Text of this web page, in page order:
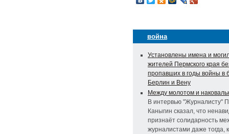
война
Установлены имена и
жителей Пермского края
пропавших в годы войны в
Берлин и Вену
Между молотом и
В интервью "Журналисту"
Каныгин сказал, что
признаёт солидарность
журналистами даже тогда,